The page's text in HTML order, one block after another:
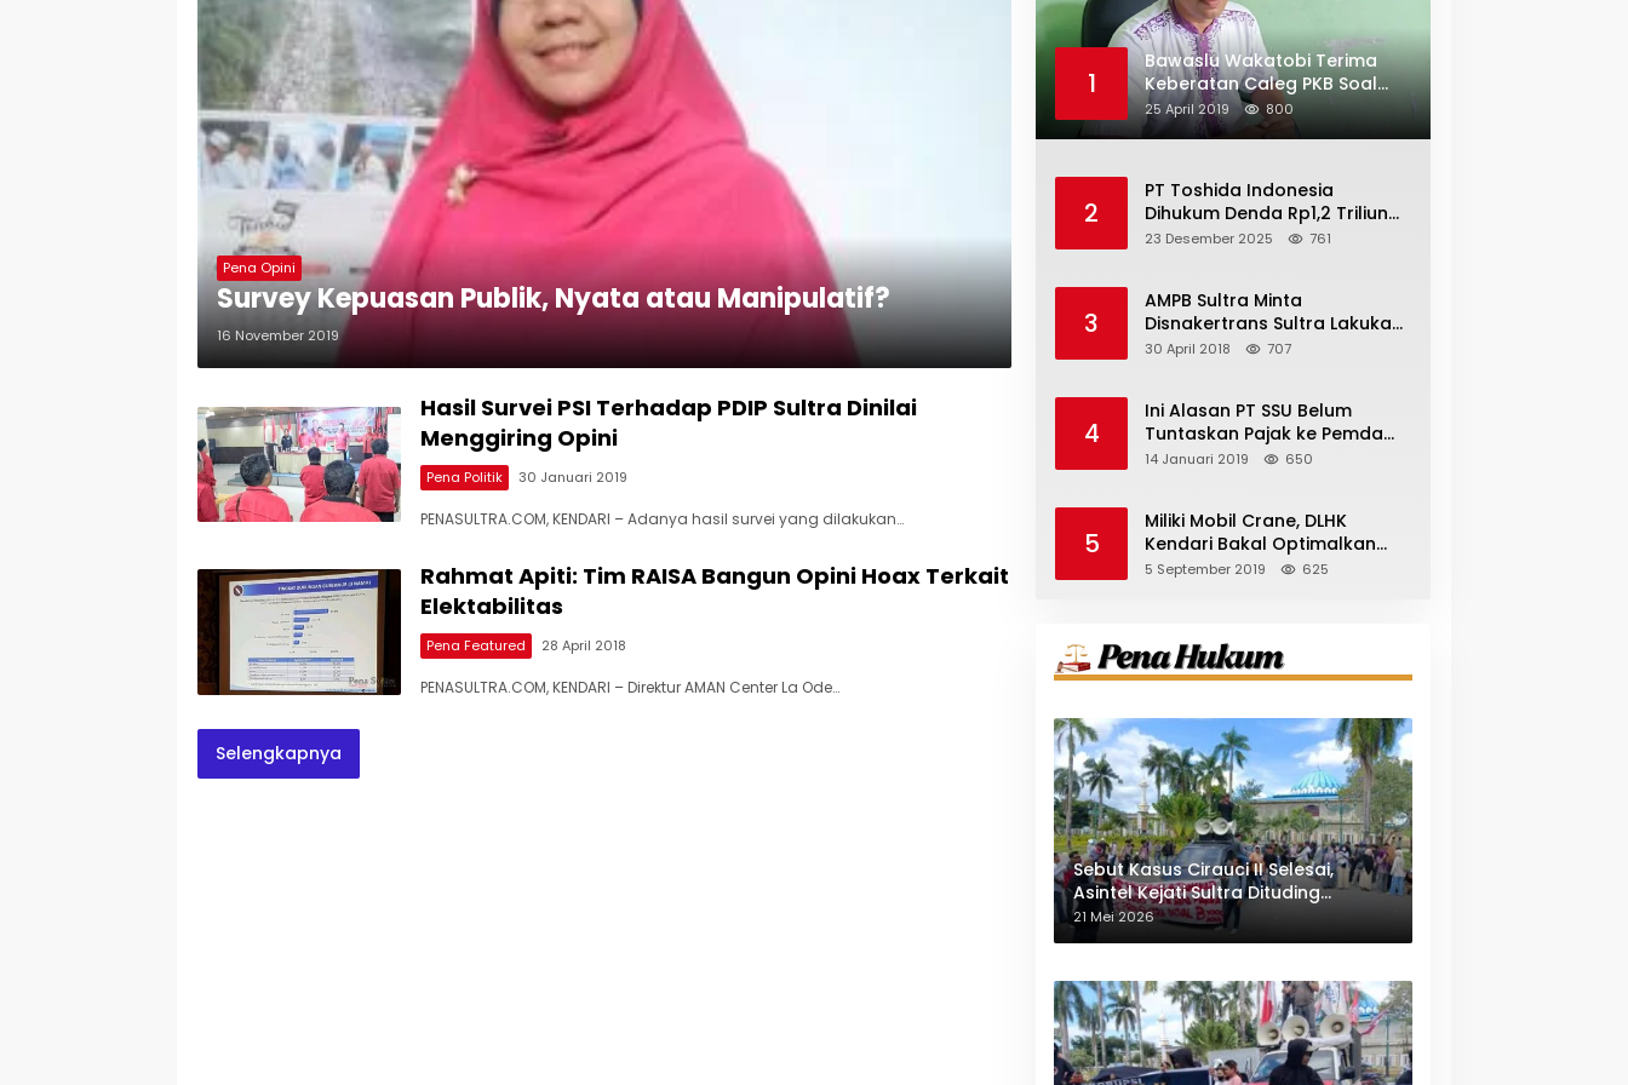
Pena Opini
Survey Kepuasan Publik, Nyata atau Manipulatif?
16 November 2019
Hasil Survei PSI Terhadap PDIP Sultra Dinilai
Menggiring Opini
Pena Politik 30 Januari 2019
PENASULTRA.COM, KENDARI – Adanya hasil survei yang dilakukan…
Rahmat Apiti: Tim RAISA Bangun Opini Hoax Terkait
Elektabilitas
Pena Featured 28 April 2018
PENASULTRA.COM, KENDARI – Direktur AMAN Center La Ode…
Selengkapnya
1
Bawaslu Wakatobi Terima
Keberatan Caleg PKB Soal
Penggelembungan Suara
25 April 2019 800
2
PT Toshida Indonesia
Dihukum Denda Rp1,2 Triliun
atas Aktivitas Tambang
23 Desember 2025 761
3
AMPB Sultra Minta
Disnakertrans Sultra Lakukan
Sweeping TKA
30 April 2018 707
4
Ini Alasan PT SSU Belum
Tuntaskan Pajak ke Pemda
Bombana Sebesar Rp8 Miliar
14 Januari 2019 650
5
Miliki Mobil Crane, DLHK
Kendari Bakal Optimalkan
Pangkas Pohon Peneduh
5 September 2019 625
Sebut Kasus Cirauci II Selesai,
Asintel Kejati Sultra Dituding
Lindungi Pejabat Berwenang
21 Mei 2026